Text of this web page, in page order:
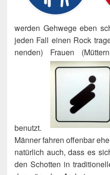
wer­den Geh­we­ge eben
jeden Fall einen Rock
nen­den) Frau­en
benutzt.
Män­ner fah­ren offen­bar
natür­lich auch, dass es
den Schot­ten in